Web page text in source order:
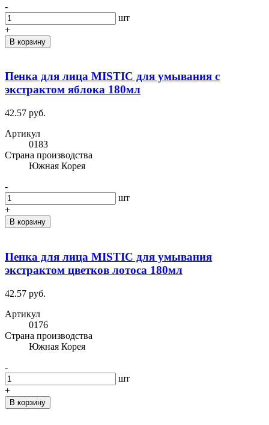
-
шт
+
В корзину
Пенка для лица MISTIC для умывания с
экстрактом яблока 180мл
42.57 руб.
Артикул
0183
Cтрана производства
Южная Корея
-
шт
+
В корзину
Пенка для лица MISTIC для умывания
экстрактом цветков лотоса 180мл
42.57 руб.
Артикул
0176
Cтрана производства
Южная Корея
-
шт
+
В корзину